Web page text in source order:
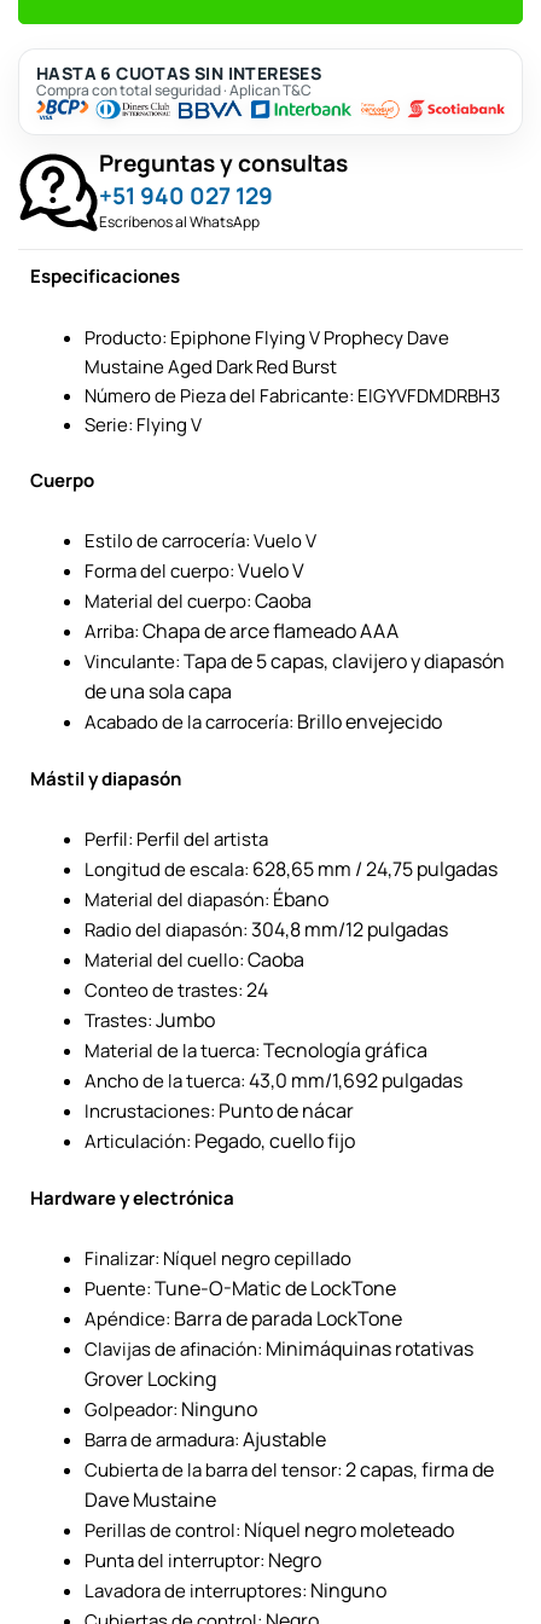
HASTA 6 CUOTAS SIN INTERESES
Compra con total seguridad · Aplican T&C
Preguntas y consultas
+51 940 027 129
Escríbenos al WhatsApp
Especificaciones
Producto: Epiphone Flying V Prophecy Dave
Mustaine Aged Dark Red Burst
Número de Pieza del Fabricante: EIGYVFDMDRBH3
Serie: Flying V
Cuerpo
Estilo de carrocería: Vuelo V
Forma del cuerpo:Vuelo V
Material del cuerpo:Caoba
Arriba:Chapa de arce flameado AAA
Vinculante:Tapa de 5 capas, clavijero y diapasón
de una sola capa
Acabado de la carrocería: Brillo envejecido
Mástil y diapasón
Perfil: Perfil del artista
Longitud de escala: 628,65 mm / 24,75 pulgadas
Material del diapasón: Ébano
Radio del diapasón:304,8 mm/12 pulgadas
Material del cuello:Caoba
Conteo de trastes:24
Trastes:Jumbo
Material de la tuerca:Tecnología gráfica
Ancho de la tuerca:43,0 mm/1,692 pulgadas
Incrustaciones: Punto de nácar
Articulación: Pegado, cuello fijo
Hardware y electrónica
Finalizar: Níquel negro cepillado
Puente:Tune-O-Matic de LockTone
Apéndice: Barra de parada LockTone
Clavijas de afinación: Minimáquinas rotativas
Grover Locking
Golpeador: Ninguno
Barra de armadura:Ajustable
Cubierta de la barra del tensor:2 capas, firma de
Dave Mustaine
Perillas de control: Níquel negro moleteado
Punta del interruptor: Negro
Lavadora de interruptores: Ninguno